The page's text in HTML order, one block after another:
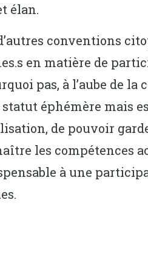
élan.
conventions
en matière de
pas, à l’aube de la
éphémère mais
de pouvoir
les compétences
à une